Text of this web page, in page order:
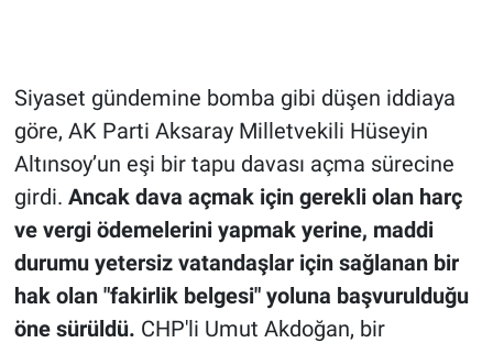
Siyaset gündemine bomba gibi düşen iddiaya
göre, AK Parti Aksaray Milletvekili Hüseyin
Altınsoy’un eşi bir tapu davası açma sürecine
girdi. Ancak dava açmak için gerekli olan harç
ve vergi ödemelerini yapmak yerine, maddi
durumu yetersiz vatandaşlar için sağlanan bir
hak olan "fakirlik belgesi" yoluna başvurulduğu
öne sürüldü. CHP'li Umut Akdoğan, bir